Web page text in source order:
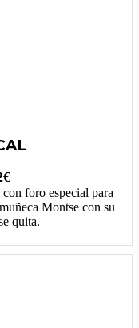
foro especial para
Montse con su
quita.